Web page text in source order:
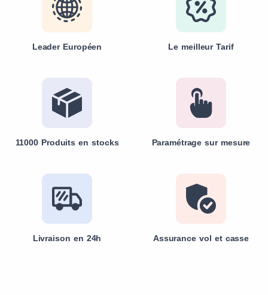
Leader Européen Le meilleur Tarif
11000 Produits en stocks Paramétrage sur mesure
Livraison en 24h Assurance vol et casse